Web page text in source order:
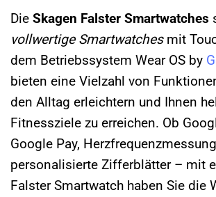
Die Skagen Falster Smartwatches
vollwertige Smartwatchesmit
dem Betriebssystem Wear OS by
bieten eine Vielzahl von
den Alltag erleichtern und Ihnen
Fitnessziele zu erreichen. Ob
Google Pay,
personalisierte Zifferblätter – mit
Falster Smartwatch haben Sie die